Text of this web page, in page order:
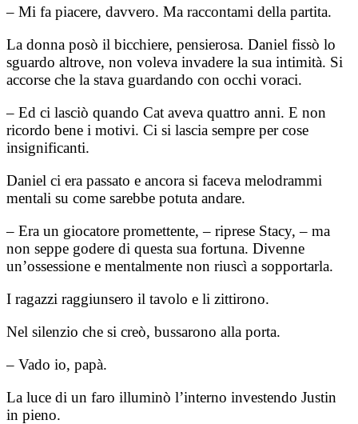
– Mi fa piacere, davvero. Ma raccontami della partita.
La donna posò il bicchiere, pensierosa. Daniel fissò lo
sguardo altrove, non voleva invadere la sua intimità. Si
accorse che la stava guardando con occhi voraci.
– Ed ci lasciò quando Cat aveva quattro anni. E non
ricordo bene i motivi. Ci si lascia sempre per cose
insignificanti.
Daniel ci era passato e ancora si faceva melodrammi
mentali su come sarebbe potuta andare.
– Era un giocatore promettente, – riprese Stacy, – ma
non seppe godere di questa sua fortuna. Divenne
un’ossessione e mentalmente non riuscì a sopportarla.
I ragazzi raggiunsero il tavolo e li zittirono.
Nel silenzio che si creò, bussarono alla porta.
– Vado io, papà.
La luce di un faro illuminò l’interno investendo Justin
in pieno.